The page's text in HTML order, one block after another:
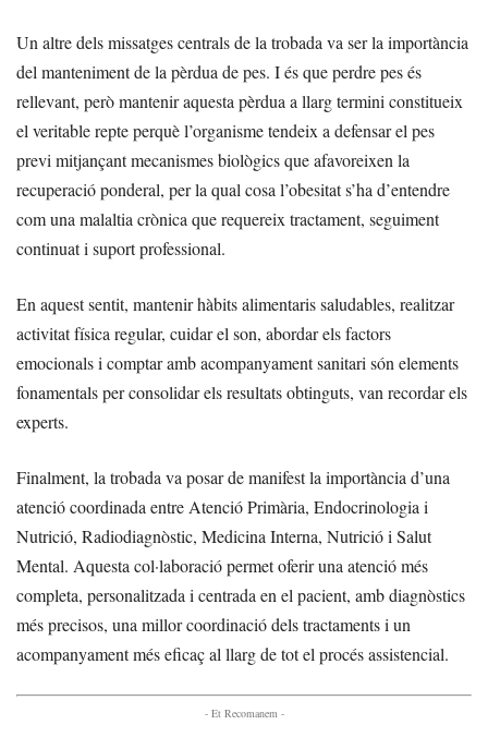
Un altre dels missatges centrals de la trobada va ser la importància
del manteniment de la pèrdua de pes. I és que perdre pes és
rellevant, però mantenir aquesta pèrdua a llarg termini constitueix
el veritable repte perquè l’organisme tendeix a defensar el pes
previ mitjançant mecanismes biològics que afavoreixen la
recuperació ponderal, per la qual cosa l’obesitat s’ha d’entendre
com una malaltia crònica que requereix tractament, seguiment
continuat i suport professional.
En aquest sentit, mantenir hàbits alimentaris saludables, realitzar
activitat física regular, cuidar el son, abordar els factors
emocionals i comptar amb acompanyament sanitari són elements
fonamentals per consolidar els resultats obtinguts, van recordar els
experts.
Finalment, la trobada va posar de manifest la importància d’una
atenció coordinada entre Atenció Primària, Endocrinologia i
Nutrició, Radiodiagnòstic, Medicina Interna, Nutrició i Salut
Mental. Aquesta col·laboració permet oferir una atenció més
completa, personalitzada i centrada en el pacient, amb diagnòstics
més precisos, una millor coordinació dels tractaments i un
acompanyament més eficaç al llarg de tot el procés assistencial.
- Et Recomanem -